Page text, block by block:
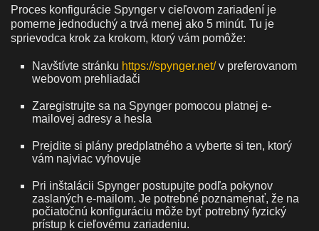
Proces konfigurácie Spynger v cieľovom zariadení je
pomerne jednoduchý a trvá menej ako 5 minút. Tu je
sprievodca krok za krokom, ktorý vám pomôže:
Navštívte stránku https://spynger.net/v preferovanom
webovom prehliadači
Zaregistrujte sa na Spynger pomocou platnej e-
mailovej adresy a hesla
Prejdite si plány predplatného a vyberte si ten, ktorý
vám najviac vyhovuje
Pri inštalácii Spynger postupujte podľa pokynov
zaslaných e-mailom. Je potrebné poznamenať, že na
počiatočnú konfiguráciu môže byť potrebný fyzický
prístup k cieľovému zariadeniu.